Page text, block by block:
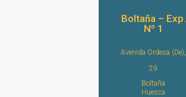
Boltaña – Exp.
Nº 1
Avenida Ordesa (De),
29
Boltaña
Huesca